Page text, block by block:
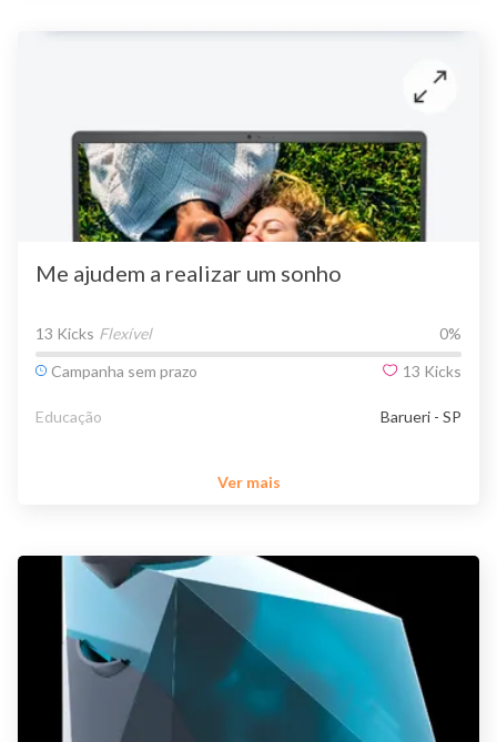
Me ajudem a realizar um sonho
13 Kicks Flexível 0%
Campanha sem prazo
13 Kicks
Educação Barueri - SP
Ver mais